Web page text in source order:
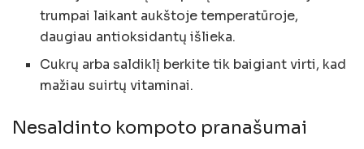
trumpai laikant aukštoje temperatūroje,
daugiau antioksidantų išlieka.
Cukrų arba saldiklį berkite tik baigiant virti, kad
mažiau suirtų vitaminai.
Nesaldinto kompoto pranašumai